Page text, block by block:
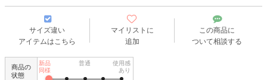
サイズ違い
アイテムはこちら
マイリストに
追加
この商品に
ついて相談する
商品の
状態
新品
同様
普通
使用感
あり